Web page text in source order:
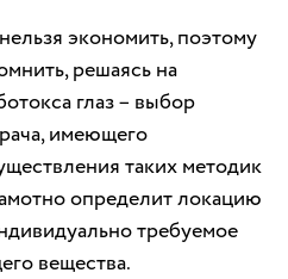
экономить, поэтому
решаясь на
глаз – выбор
имеющего
таких методик
определит локацию
требуемое
вещества.